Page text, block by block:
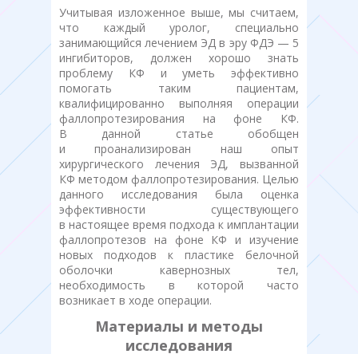
Учитывая изложенное выше, мы считаем,
что каждый уролог, специально
занимающийся лечением ЭД в эру ФДЭ — 5
ингибиторов, должен хорошо знать
проблему КФ и уметь эффективно
помогать таким пациентам,
квалифицированно выполняя операции
фаллопротезирования на фоне КФ.
В данной статье обобщен
и проанализирован наш опыт
хирургического лечения ЭД, вызванной
КФ методом фаллопротезирования. Целью
данного исследования была оценка
эффективности существующего
в настоящее время подхода к имплантации
фаллопротезов на фоне КФ и изучение
новых подходов к пластике белочной
оболочки кавернозных тел,
необходимость в которой часто
возникает в ходе операции.
Материалы и методы
исследования